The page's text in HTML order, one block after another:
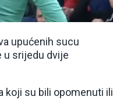
upućenih sucu
u srijedu dvije
koji su bili opomenuti ili